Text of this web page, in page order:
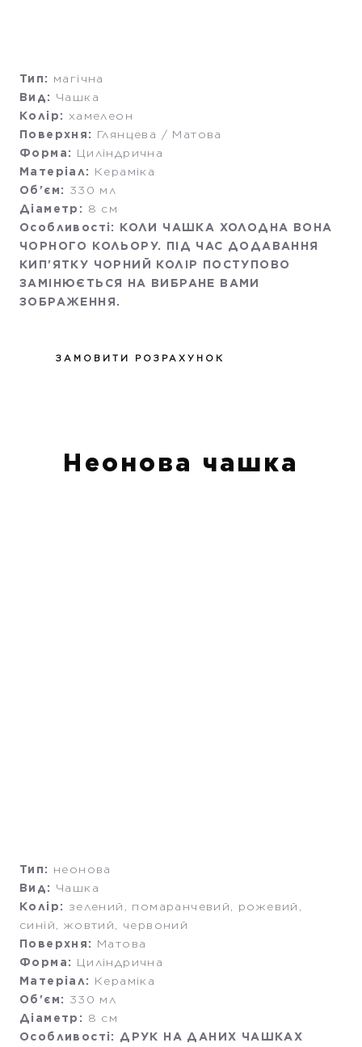
Тип: магічна
Вид: Чашка
Колір: хамелеон
Поверхня: Глянцева / Матова
Форма: Циліндрична
Матеріал: Кераміка
Об'єм: 330 мл
Діаметр: 8 см
Особливості: КОЛИ ЧАШКА ХОЛОДНА ВОНА
ЧОРНОГО КОЛЬОРУ. ПІД ЧАС ДОДАВАННЯ
КИП'ЯТКУ ЧОРНИЙ КОЛІР ПОСТУПОВО
ЗАМІНЮЄТЬСЯ НА ВИБРАНЕ ВАМИ
ЗОБРАЖЕННЯ.
ЗАМОВИТИ РОЗРАХУНОК
Неонова чашка
Тип: неонова
Вид: Чашка
Колір: зелений, помаранчевий, рожевий,
синій, жовтий, червоний
Поверхня: Матова
Форма: Циліндрична
Матеріал: Кераміка
Об'єм: 330 мл
Діаметр: 8 см
Особливості: ДРУК НА ДАНИХ ЧАШКАХ